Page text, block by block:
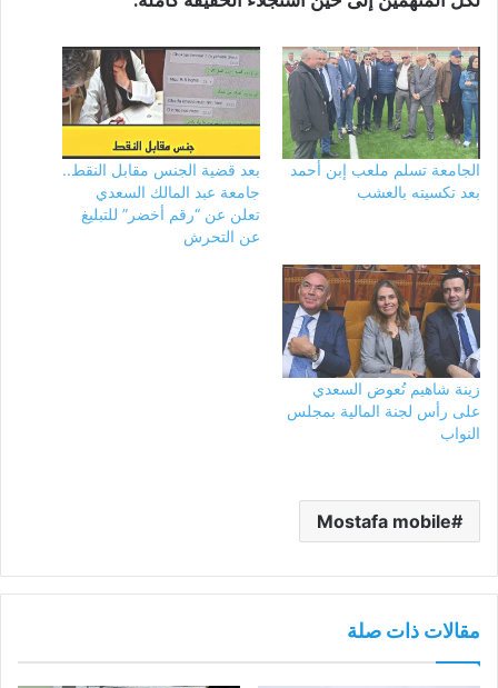
الجامعة تسلم ملعب إبن أحمد
بعد تكسيته بالعشب
بعد قضية الجنس مقابل النقط..
جامعة عبد المالك السعدي
تعلن عن “رقم أخضر” للتبليغ
عن التحرش
زينة شاهيم تُعوض السعدي
على رأس لجنة المالية بمجلس
النواب
Mostafa mobile
مقالات ذات صلة